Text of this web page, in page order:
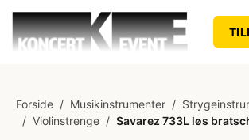
Forside / Musikinstrumenter /
/ Violinstrenge / Savarez 733L løs